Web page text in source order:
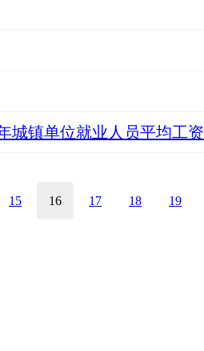
城镇单位就业人员平均工资
15 16 17 18 19